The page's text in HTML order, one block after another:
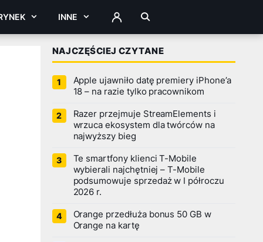
INNE ZALOGUJ
NAJCZĘŚCIEJ CZYTANE
Apple ujawniło datę premiery iPhone’a
18 – na razie tylko pracownikom
Razer przejmuje StreamElements i
wrzuca ekosystem dla twórców na
najwyższy bieg
Te smartfony klienci T-Mobile
wybierali najchętniej – T-Mobile
podsumowuje sprzedaż w I półroczu
2026 r.
Orange przedłuża bonus 50 GB w
Orange na kartę